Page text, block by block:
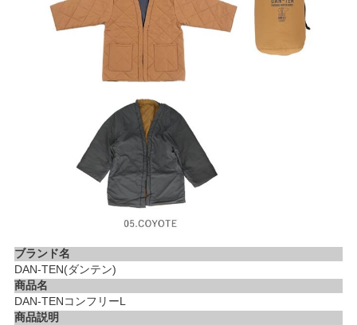
ブランド名
DAN-TEN(ダンテン)
商品名
DAN-TENコンフリーL
商品説明